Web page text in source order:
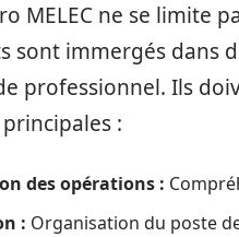
MELEC ne se limite
sont immergés dans
professionnel. Ils
:
des opérations :
: Organisation du poste